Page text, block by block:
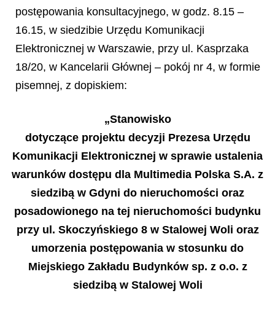
postępowania konsultacyjnego, w godz. 8.15 –
16.15, w siedzibie Urzędu Komunikacji
Elektronicznej w Warszawie, przy ul. Kasprzaka
18/20, w Kancelarii Głównej – pokój nr 4, w formie
pisemnej, z dopiskiem:
„Stanowisko
dotyczące projektu decyzji Prezesa Urzędu
Komunikacji Elektronicznej w sprawie ustalenia
warunków dostępu dla Multimedia Polska S.A. z
siedzibą w Gdyni do nieruchomości oraz
posadowionego na tej nieruchomości budynku
przy ul. Skoczyńskiego 8 w Stalowej Woli oraz
umorzenia postępowania w stosunku do
Miejskiego Zakładu Budynków sp. z o.o. z
siedzibą w Stalowej Woli